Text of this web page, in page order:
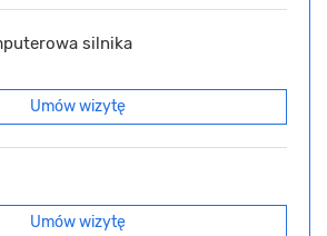
silnika
Umów wizytę
Umów wizytę